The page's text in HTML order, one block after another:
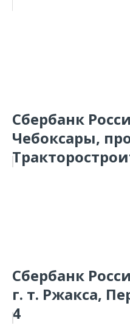
Сбербанк
Чебоксары,
Сбербанк
г. т. Ржакса,
4